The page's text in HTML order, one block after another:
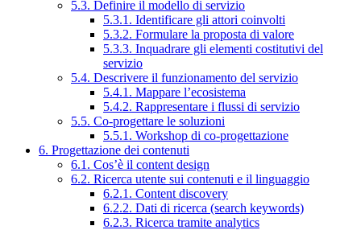
5.3. Definire il modello di servizio
5.3.1. Identificare gli attori coinvolti
5.3.2. Formulare la proposta di valore
5.3.3. Inquadrare gli elementi costitutivi del
servizio
5.4. Descrivere il funzionamento del servizio
5.4.1. Mappare l’ecosistema
5.4.2. Rappresentare i flussi di servizio
5.5. Co-progettare le soluzioni
5.5.1. Workshop di co-progettazione
6. Progettazione dei contenuti
6.1. Cos’è il content design
6.2. Ricerca utente sui contenuti e il linguaggio
6.2.1. Content discovery
6.2.2. Dati di ricerca (search keywords)
6.2.3. Ricerca tramite analytics